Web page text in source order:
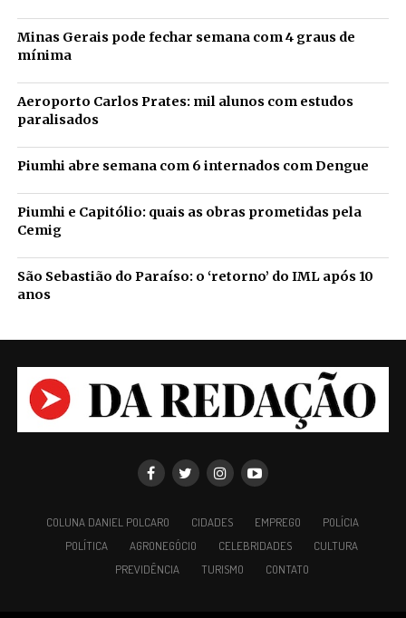
Minas Gerais pode fechar semana com 4 graus de
mínima
Aeroporto Carlos Prates: mil alunos com estudos
paralisados
Piumhi abre semana com 6 internados com Dengue
Piumhi e Capitólio: quais as obras prometidas pela
Cemig
São Sebastião do Paraíso: o ‘retorno’ do IML após 10
anos
COLUNA DANIEL POLCARO CIDADES EMPREGO
POLÍCIA
POLÍTICA
AGRONEGÓCIO CELEBRIDADES
CULTURA
PREVIDÊNCIA
TURISMO CONTATO